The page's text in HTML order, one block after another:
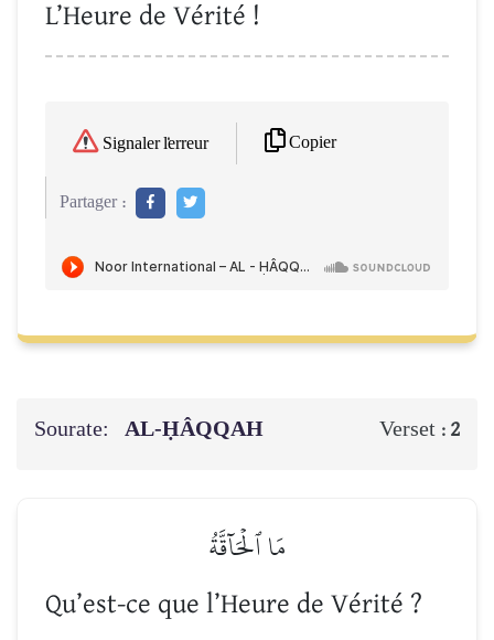
L’Heure de Vérité !
Signaler l'erreur Copier
Partager :
Sourate: AL-ḤÂQQAH Verset : 2
مَا ٱلۡحَآقَّةُ
Qu’est-ce que l’Heure de Vérité ?